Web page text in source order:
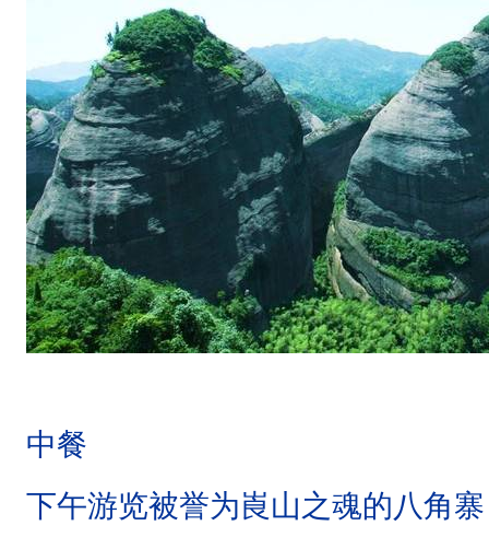
中餐
下午游览被誉为崀山之魂的八角